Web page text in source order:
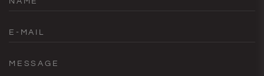
E-MAIL
MESSAGE